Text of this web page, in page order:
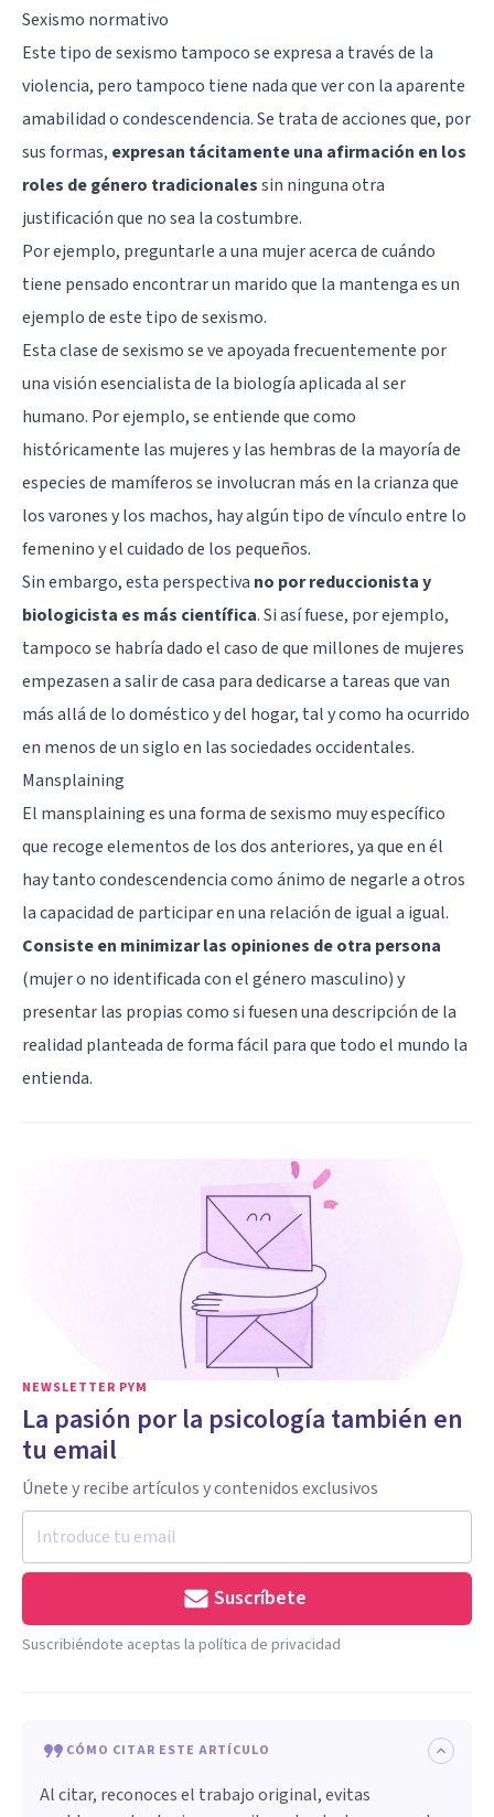
Sexismo normativo
Este tipo de sexismo tampoco se expresa a través de la
violencia, pero tampoco tiene nada que ver con la aparente
amabilidad o condescendencia. Se trata de acciones que, por
sus formas, expresan tácitamente una afirmación en los
roles de género tradicionalessin ninguna otra
justificación que no sea la costumbre.
Por ejemplo, preguntarle a una mujer acerca de cuándo
tiene pensado encontrar un marido que la mantenga es un
ejemplo de este tipo de sexismo.
Esta clase de sexismo se ve apoyada frecuentemente por
una visión esencialista de la biología aplicada al ser
humano. Por ejemplo, se entiende que como
históricamente las mujeres y las hembras de la mayoría de
especies de mamíferos se involucran más en la crianza que
los varones y los machos, hay algún tipo de vínculo entre lo
femenino y el cuidado de los pequeños.
Sin embargo, esta perspectiva no por reduccionista y
biologicista es más científica. Si así fuese, por ejemplo,
tampoco se habría dado el caso de que millones de mujeres
empezasen a salir de casa para dedicarse a tareas que van
más allá de lo doméstico y del hogar, tal y como ha ocurrido
en menos de un siglo en las sociedades occidentales.
Mansplaining
El mansplaining es una forma de sexismo muy específico
que recoge elementos de los dos anteriores, ya que en él
hay tanto condescendencia como ánimo de negarle a otros
la capacidad de participar en una relación de igual a igual.
Consiste en minimizar las opiniones de otra persona
(mujer o no identificada con el género masculino) y
presentar las propias como si fuesen una descripción de la
realidad planteada de forma fácil para que todo el mundo la
entienda.
NEWSLETTER PYM
La pasión por la psicología también en
tu email
Únete y recibe artículos y contenidos exclusivos
Suscríbete
Suscribiéndote aceptas la política de privacidad
CÓMO CITAR ESTE ARTÍCULO
Al citar, reconoces el trabajo original, evitas